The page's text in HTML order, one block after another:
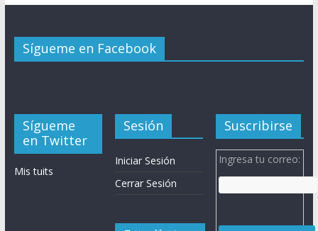
Sígueme en Facebook
Sígueme
en Twitter
Mis tuits
Sesión
Iniciar Sesión
Cerrar Sesión
Suscribirse
Ingresa tu correo: